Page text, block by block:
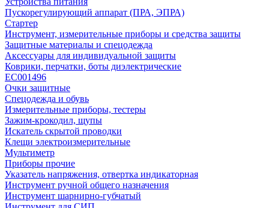
Пускорегулирующий аппарат (ПРА, ЭПРА)
Стартер
Инструмент, измерительные приборы и средства защиты
Защитные материалы и спецодежда
Аксессуары для индивидуальной защиты
Коврики, перчатки, боты диэлектрические
EC001496
Очки защитные
Спецодежда и обувь
Измерительные приборы, тестеры
Зажим-крокодил, щупы
Искатель скрытой проводки
Клещи электроизмерительные
Мультиметр
Приборы прочие
Указатель напряжения, отвертка индикаторная
Инструмент ручной общего назначения
Инструмент шарнирно-губчатый